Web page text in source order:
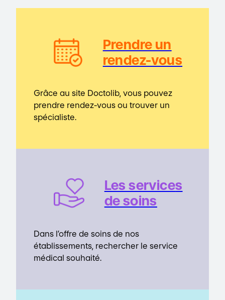
Prendre un
rendez-vous
Grâce au site Doctolib, vous pouvez
prendre rendez-vous ou trouver un
spécialiste.
Les services
de soins
Dans l’offre de soins de nos
établissements, rechercher le service
médical souhaité.